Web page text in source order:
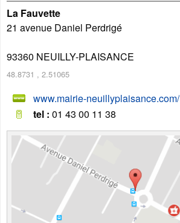
La Fauvette
21 avenue Daniel Perdrigé
93360 NEUILLY-PLAISANCE
48.8731 , 2.51065
www.mairie-neuillyplaisance.com/
tel : 01 43 00 11 38